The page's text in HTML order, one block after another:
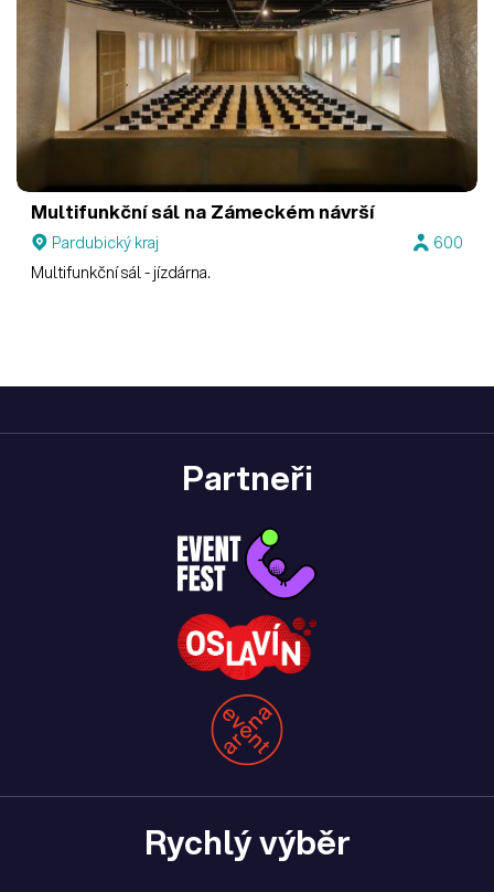
Multifunkční sál na Zámeckém návrší
Pardubický kraj
600
Multifunkční sál - jízdárna.
Partneři
Rychlý výběr